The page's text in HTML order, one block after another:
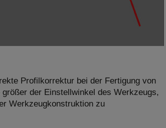
Profilkorrektur bei der Fertigung von
der Einstellwinkel des Werkzeugs,
Werkzeugkonstruktion zu